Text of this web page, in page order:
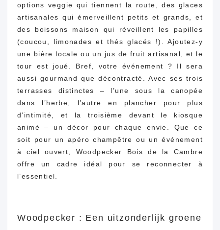
options veggie qui tiennent la route, des glaces
artisanales qui émerveillent petits et grands, et
des boissons maison qui réveillent les papilles
(coucou, limonades et thés glacés !). Ajoutez-y
une bière locale ou un jus de fruit artisanal, et le
tour est joué. Bref, votre événement ? Il sera
aussi gourmand que décontracté. Avec ses trois
terrasses distinctes – l’une sous la canopée
dans l’herbe, l’autre en plancher pour plus
d’intimité, et la troisième devant le kiosque
animé – un décor pour chaque envie. Que ce
soit pour un apéro champêtre ou un événement
à ciel ouvert, Woodpecker Bois de la Cambre
offre un cadre idéal pour se reconnecter à
l’essentiel.
Woodpecker : Een uitzonderlijk groene